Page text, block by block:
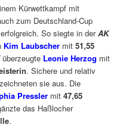
Kürwettkampf mit
zum Deutschland-Cup
So siegte in derAK
Kim Laubscher mit51,55
überzeugte Leonie Herzog mit
. Sichere und relativ
sie aus. Die
Pressler mit47,65
das Haßlocher
.